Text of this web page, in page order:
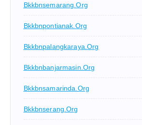
Bkkbnsemarang.org
Bkkbnpontianak.org
Bkkbnpalangkaraya.org
Bkkbnbanjarmasin.org
Bkkbnsamarinda.org
Bkkbnserang.org